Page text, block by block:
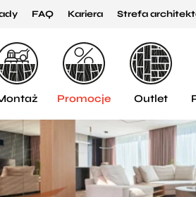
FAQ Kariera Strefa
Promocje Outlet